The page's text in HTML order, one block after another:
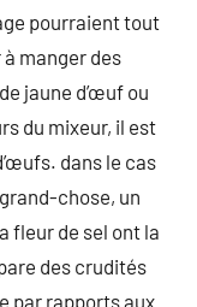
pourraient tout
manger des
jaune d’œuf ou
du mixeur, il est
dans le cas
chose, un
fleur de sel ont la
des crudités
par rapports aux